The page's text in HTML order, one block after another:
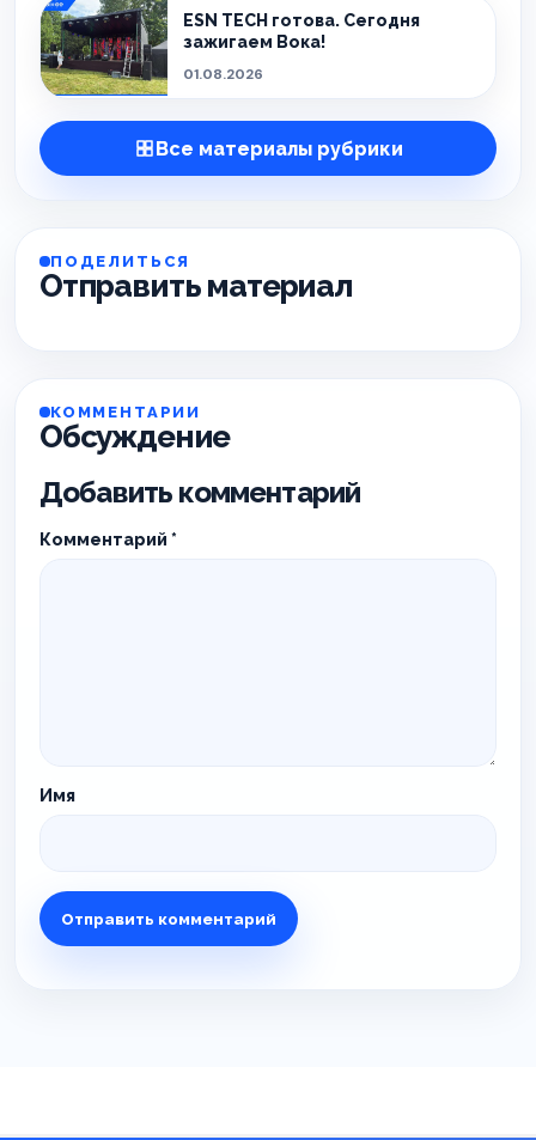
ESN TECH готова. Сегодня
зажигаем Вока!
01.08.2026
Все материалы рубрики
ПОДЕЛИТЬСЯ
Отправить материал
КОММЕНТАРИИ
Обсуждение
Добавить комментарий
Комментарий *
Имя